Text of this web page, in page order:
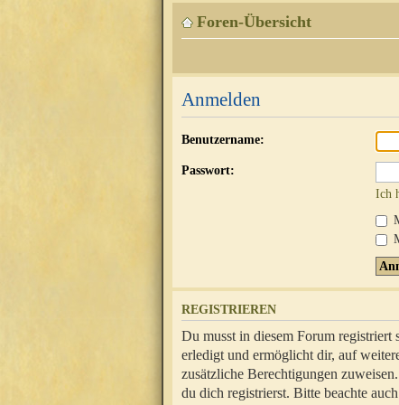
Foren-Übersicht
Anmelden
Benutzername:
Passwort:
Ich
REGISTRIEREN
Du musst in diesem Forum
erledigt und ermöglicht dir, auf
zusätzliche Berechtigungen
du dich registrierst. Bitte beachte